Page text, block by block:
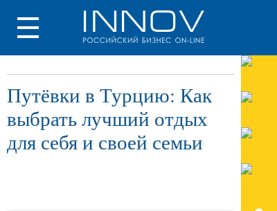
Путёвки в Турцию: Как
выбрать лучший отдых
для себя и своей семьи